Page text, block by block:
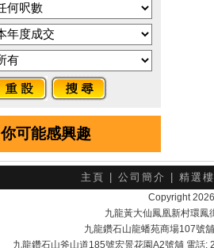
你可能感興趣
主頁 公司簡介 精選
Copyright
九龍黃大仙鳳凰新村環
九龍鑽石山龍蟠苑商場107號
九龍鑽石山斧山道185號宏景花園A2號舖 電話